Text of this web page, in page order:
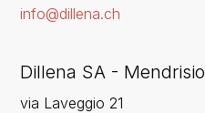
info@dillena.ch
Dillena SA - Mendrisio
via Laveggio 21